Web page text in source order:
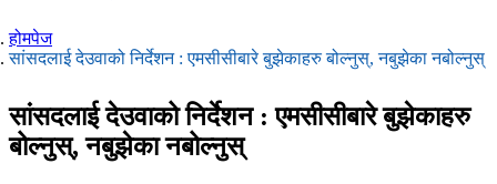
होमपेज
सांसदलाई देउवाको निर्देशन : एमसीसीबारे बुझेकाहरु बोल्नुस्, नबुझेका नबोल्नुस्
सांसदलाई देउवाको निर्देशन : एमसीसीबारे बुझेकाहरु
बोल्नुस्, नबुझेका नबोल्नुस्